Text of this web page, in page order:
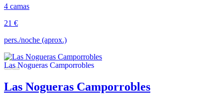
4 camas
21 €
pers./noche (aprox.)
Las Nogueras Camporrobles